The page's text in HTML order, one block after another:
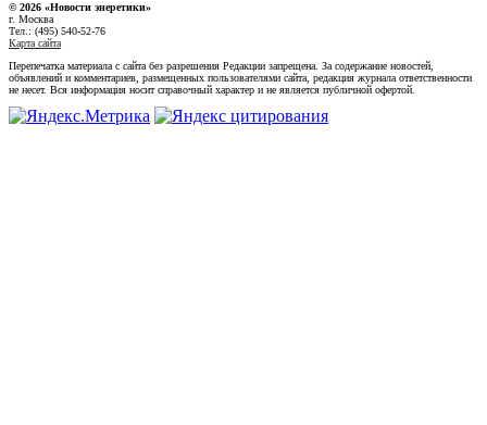
© 2026 «Новости энеретики»
г. Москва
Тел.: (495) 540-52-76
Карта сайта
Перепечатка материала с сайта без разрешения Редакции запрещена. За содержание новостей,
объявлений и комментариев, размещенных пользователями сайта, редакция журнала ответственности
не несет. Вся информация носит справочный характер и не является публичной офертой.